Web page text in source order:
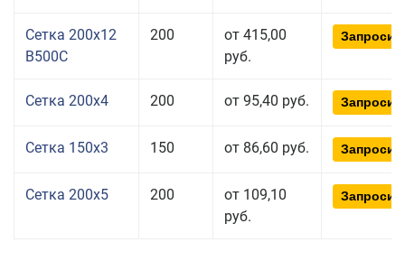
Сетка 200x12
В500С
200
от 415,00
руб.
Сетка 200x4 200 от 95,40 руб.
Сетка 150x3 150 от 86,60 руб.
Сетка 200x5 200
от 109,10
руб.